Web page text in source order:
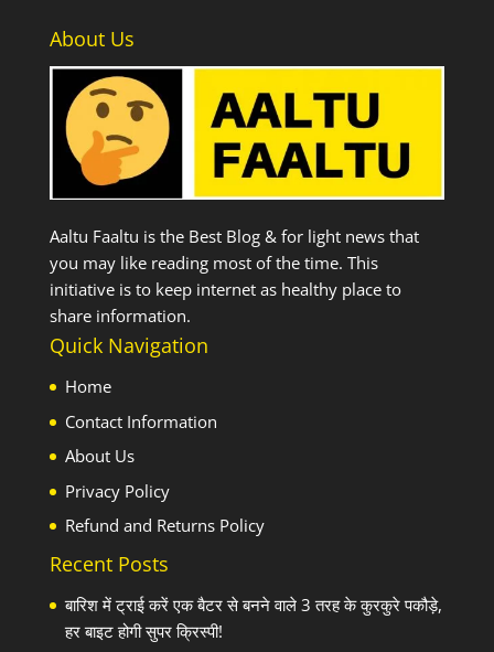
About Us
Aaltu Faaltu is the Best Blog & for light news that
you may like reading most of the time. This
initiative is to keep internet as healthy place to
share information.
Quick Navigation
Home
Contact Information
About Us
Privacy Policy
Refund and Returns Policy
Recent Posts
बारिश में ट्राई करें एक बैटर से बनने वाले 3 तरह के कुरकुरे पकौड़े,
हर बाइट होगी सुपर क्रिस्पी!